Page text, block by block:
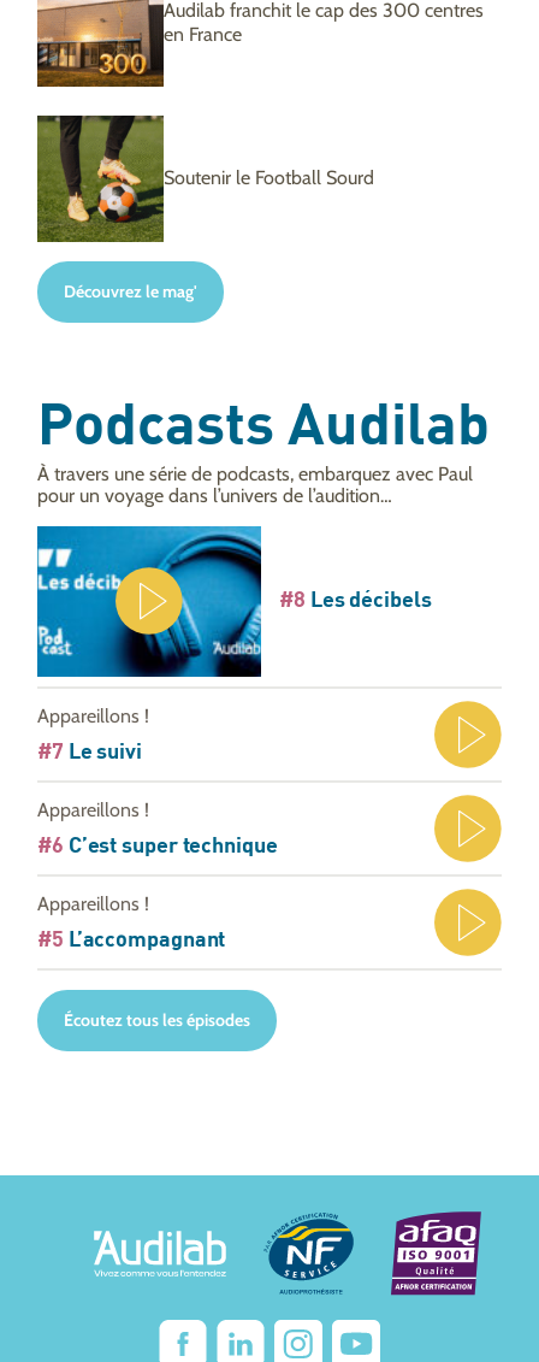
Audilab franchit le cap des 300 centres
en France
Soutenir le Football Sourd
Découvrez le mag'
Podcasts Audilab
À travers une série de podcasts, embarquez avec Paul
pour un voyage dans l’univers de l’audition…
#8 Les décibels
Appareillons !
#7 Le suivi
Appareillons !
#6 C’est super technique
Appareillons !
#5 L’accompagnant
Écoutez tous les épisodes